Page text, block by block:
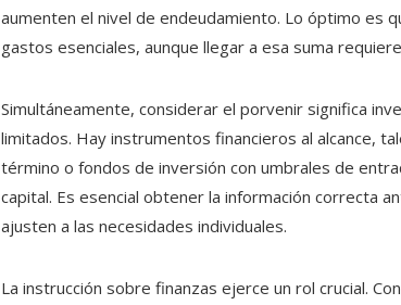
aumenten el nivel de endeudamiento. Lo óptimo es
gastos esenciales, aunque llegar a esa suma
Simultáneamente, considerar el porvenir significa
limitados. Hay instrumentos financieros al alcance,
término o fondos de inversión con umbrales de
capital. Es esencial obtener la información correcta
ajusten a las necesidades individuales.
La instrucción sobre finanzas ejerce un rol crucial.